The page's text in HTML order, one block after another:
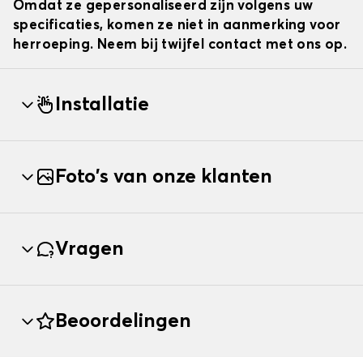
Omdat ze gepersonaliseerd zijn volgens uw
specificaties, komen ze niet in aanmerking voor
herroeping. Neem bij twijfel contact met ons op.
Installatie
Foto's van onze klanten
Vragen
Beoordelingen